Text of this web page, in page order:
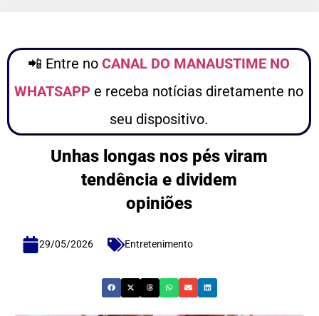
📲 Entre no CANAL DO MANAUSTIME NO
WHATSAPP e receba notícias diretamente no
seu dispositivo.
Unhas longas nos pés viram
tendência e dividem
opiniões
29/05/2026 Entretenimento